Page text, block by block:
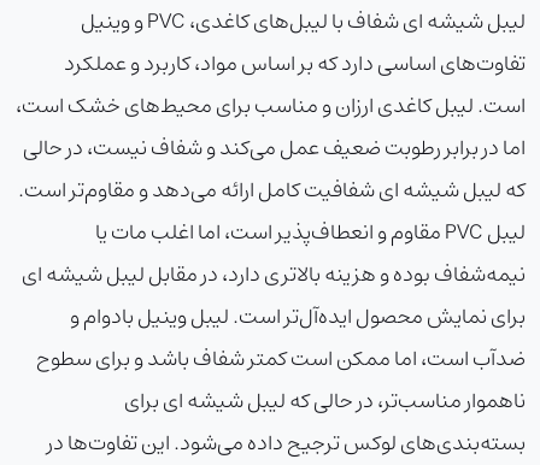
لیبل شیشه ای شفاف با لیبل‌های کاغدی، PVC و وینیل
تفاوت‌های اساسی دارد که بر اساس مواد، کاربرد و عملکرد
است. لیبل کاغدی ارزان و مناسب برای محیط‌های خشک است،
اما در برابر رطوبت ضعیف عمل می‌کند و شفاف نیست، در حالی
که لیبل شیشه ای شفافیت کامل ارائه می‌دهد و مقاوم‌تر است.
لیبل PVC مقاوم و انعطاف‌پذیر است، اما اغلب مات یا
نیمه‌شفاف بوده و هزینه بالاتری دارد، در مقابل لیبل شیشه ای
برای نمایش محصول ایده‌آل‌تر است. لیبل وینیل بادوام و
ضدآب است، اما ممکن است کمتر شفاف باشد و برای سطوح
ناهموار مناسب‌تر، در حالی که لیبل شیشه ای برای
بسته‌بندی‌های لوکس ترجیح داده می‌شود. این تفاوت‌ها در